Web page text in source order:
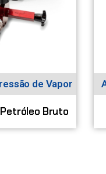
de Vapor
Bruto